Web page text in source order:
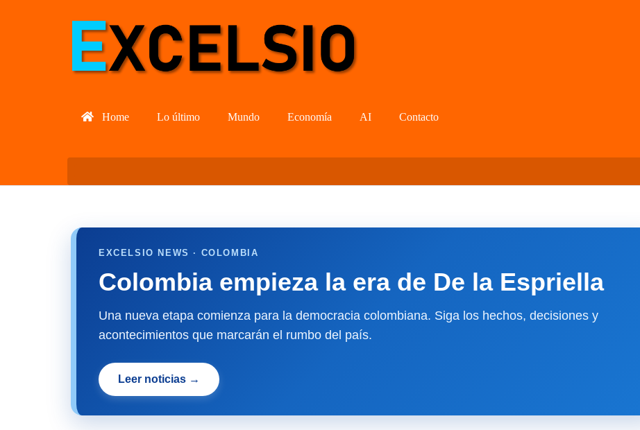
Home Lo último Mundo Economía AI Contacto
EXCELSIO NEWS · COLOMBIA
Colombia empieza la era de De la Espriella
Una nueva etapa comienza para la democracia colombiana. Siga los hechos, decisiones y
acontecimientos que marcarán el rumbo del país.
Leer noticias →